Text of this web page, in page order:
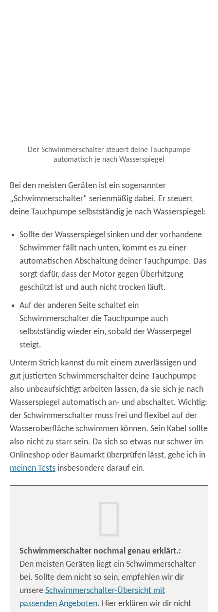
Der Schwimmerschalter steuert deine Tauchpumpe
automatisch je nach Wasserspiegel
Bei den meisten Geräten ist ein sogenannter
„Schwimmerschalter“ serienmäßig dabei. Er steuert
deine Tauchpumpe selbstständig je nach Wasserspiegel:
Sollte der Wasserspiegel sinken und der vorhandene
Schwimmer fällt nach unten, kommt es zu einer
automatischen Abschaltung deiner Tauchpumpe. Das
sorgt dafür, dass der Motor gegen Überhitzung
geschützt ist und auch nicht trocken läuft.
Auf der anderen Seite schaltet ein
Schwimmerschalter die Tauchpumpe auch
selbstständig wieder ein, sobald der Wasserpegel
steigt.
Unterm Strich kannst du mit einem zuverlässigen und
gut justierten Schwimmerschalter deine Tauchpumpe
also unbeaufsichtigt arbeiten lassen, da sie sich je nach
Wasserspiegel automatisch an- und abschaltet. Wichtig:
der Schwimmerschalter muss frei und flexibel auf der
Wasseroberfläche schwimmen können. Sein Kabel sollte
also nicht zu starr sein. Da sich so etwas nur schwer im
Onlineshop oder Baumarkt überprüfen lässt, gehe ich in
meinen Tests insbesondere darauf ein.
Schwimmerschalter nochmal genau erklärt.:
Den meisten Geräten liegt ein Schwimmerschalter
bei. Sollte dem nicht so sein, empfehlen wir dir
unsere Schwimmerschalter-Übersicht mit
passenden Angeboten. Hier erklären wir dir nicht